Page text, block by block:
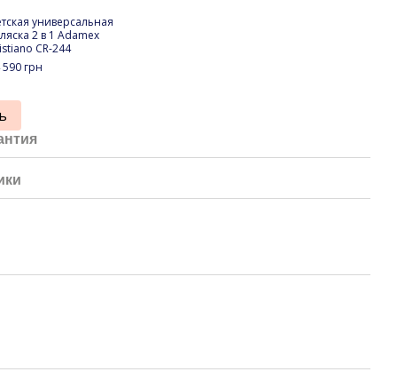
универсальная
2 в 1 Adamex
CR-244
590 грн